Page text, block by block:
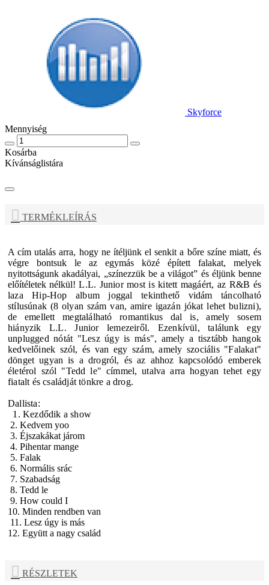
Skyforce
Mennyiség
Kosárba
Kívánságlistára
TERMÉKLEÍRÁS
A cím utalás arra, hogy ne ítéljünk el senkit a bőre színe miatt, és
végre bontsuk le az egymás közé épített falakat, melyek
nyitottságunk akadályai, „színezzük be a világot” és éljünk benne
előítéletek nélkül!L.L. Junior most is kitett magáért, az R&B és
laza Hip-Hop album joggal tekinthető vidám táncolható
stílusúnak (8 olyan szám van, amire igazán jókat lehet bulizni),
de emellett megtalálható romantikus dal is, amely sosem
hiányzik L.L. Junior lemezeiről. Ezenkívül, találunk egy
unplugged nótát "Lesz úgy is más", amely a tisztább hangok
kedvelőinek szól, és van egy szám, amely szociális "Falakat"
dönget ugyan is a drogról, és az ahhoz kapcsolódó emberek
életérol szól "Tedd le" címmel, utalva arra hogyan tehet egy
fiatalt és családját tönkre a drog.
Dallista:
1. Kezdődik a show
2. Kedvem yoo
3. Éjszakákat járom
4. Pihentar mange
5. Falak
6. Normális srác
7. Szabadság
8. Tedd le
9. How could I
10. Minden rendben van
11. Lesz úgy is más
12. Együtt a nagy család
RÉSZLETEK